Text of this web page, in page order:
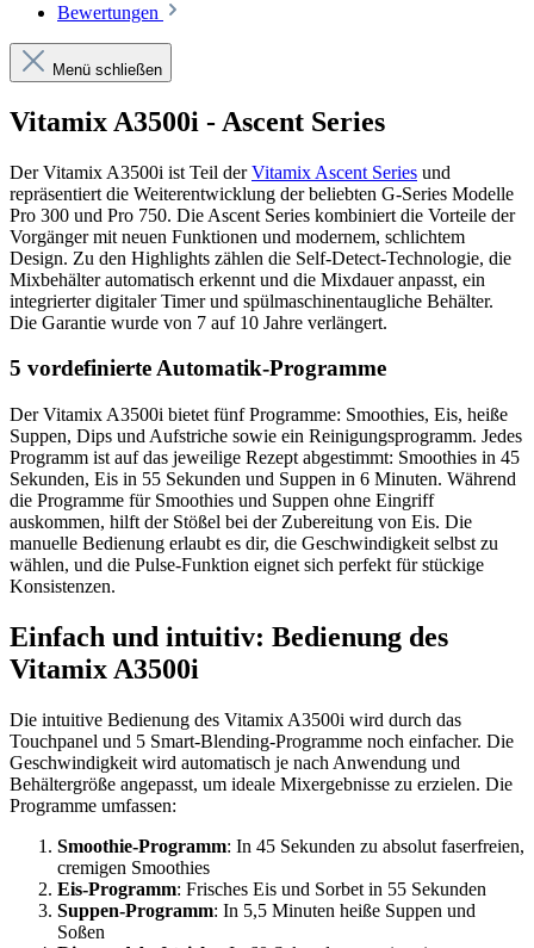
Bewertungen
Menü schließen
Vitamix A3500i - Ascent Series
Der Vitamix A3500i ist Teil derVitamix Ascent Series und
repräsentiert die Weiterentwicklung der beliebten G-Series Modelle
Pro 300 und Pro 750. Die Ascent Series kombiniert die Vorteile der
Vorgänger mit neuen Funktionen und modernem, schlichtem
Design. Zu den Highlights zählen die Self-Detect-Technologie, die
Mixbehälter automatisch erkennt und die Mixdauer anpasst, ein
integrierter digitaler Timer und spülmaschinentaugliche Behälter.
Die Garantie wurde von 7 auf 10 Jahre verlängert.
5 vordefinierte Automatik-Programme
Der Vitamix A3500i bietet fünf Programme: Smoothies, Eis, heiße
Suppen, Dips und Aufstriche sowie ein Reinigungsprogramm. Jedes
Programm ist auf das jeweilige Rezept abgestimmt: Smoothies in 45
Sekunden, Eis in 55 Sekunden und Suppen in 6 Minuten. Während
die Programme für Smoothies und Suppen ohne Eingriff
auskommen, hilft der Stößel bei der Zubereitung von Eis. Die
manuelle Bedienung erlaubt es dir, die Geschwindigkeit selbst zu
wählen, und die Pulse-Funktion eignet sich perfekt für stückige
Konsistenzen.
Einfach und intuitiv: Bedienung des
Vitamix A3500i
Die intuitive Bedienung des Vitamix A3500i wird durch das
Touchpanel und 5 Smart-Blending-Programme noch einfacher. Die
Geschwindigkeit wird automatisch je nach Anwendung und
Behältergröße angepasst, um ideale Mixergebnisse zu erzielen. Die
Programme umfassen:
Smoothie-Programm: In 45 Sekunden zu absolut faserfreien,
cremigen Smoothies
Eis-Programm: Frisches Eis und Sorbet in 55 Sekunden
Suppen-Programm: In 5,5 Minuten heiße Suppen und
Soßen